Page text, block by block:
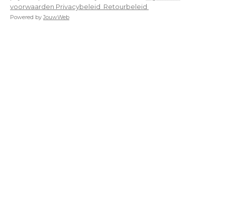
voorwaarden Privacybeleid Retourbeleid
Powered by JouwWeb